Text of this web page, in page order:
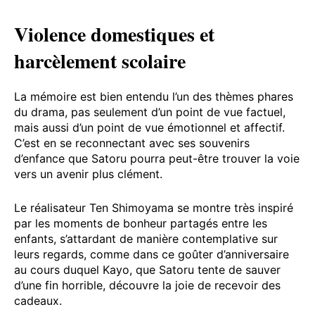
Violence domestiques et
harcèlement scolaire
La mémoire est bien entendu l’un des thèmes phares
du drama, pas seulement d’un point de vue factuel,
mais aussi d’un point de vue émotionnel et affectif.
C’est en se reconnectant avec ses souvenirs
d’enfance que Satoru pourra peut-être trouver la voie
vers un avenir plus clément.
Le réalisateur Ten Shimoyama se montre très inspiré
par les moments de bonheur partagés entre les
enfants, s’attardant de manière contemplative sur
leurs regards, comme dans ce goûter d’anniversaire
au cours duquel Kayo, que Satoru tente de sauver
d’une fin horrible, découvre la joie de recevoir des
cadeaux.